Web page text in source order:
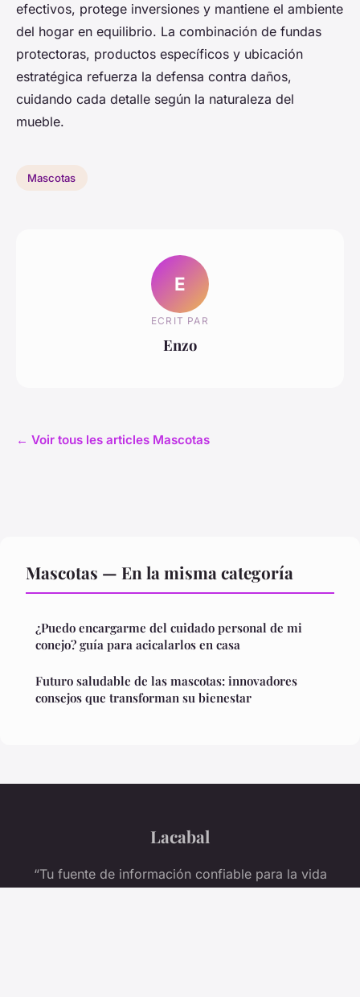
efectivos, protege inversiones y mantiene el ambiente
del hogar en equilibrio. La combinación de fundas
protectoras, productos específicos y ubicación
estratégica refuerza la defensa contra daños,
cuidando cada detalle según la naturaleza del
mueble.
Mascotas
E
ECRIT PAR
Enzo
← Voir tous les articles Mascotas
Mascotas — En la misma categoría
¿Puedo encargarme del cuidado personal de mi
conejo? guía para acicalarlos en casa
Futuro saludable de las mascotas: innovadores
consejos que transforman su bienestar
Lacabal
“Tu fuente de información confiable para la vida